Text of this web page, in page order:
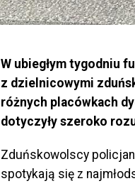
W ubiegłym tygodniu
z dzielnicowymi
różnych placówkach
dotyczyły szeroko
Zduńskowolscy
spotykają się z